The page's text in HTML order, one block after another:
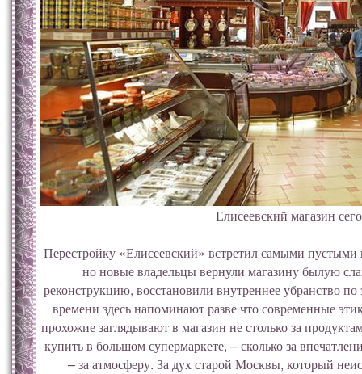
Елисеевский магазин
Перестройку «Елисеевский» встретил самыми
но новые владельцы вернули магазину былую
реконструкцию, восстановили внутреннее убранство
времени здесь напоминают разве что современные
прохожие заглядывают в магазин не столько за
купить в большом супермаркете, – сколько за
– за атмосферу. За дух старой Москвы, который